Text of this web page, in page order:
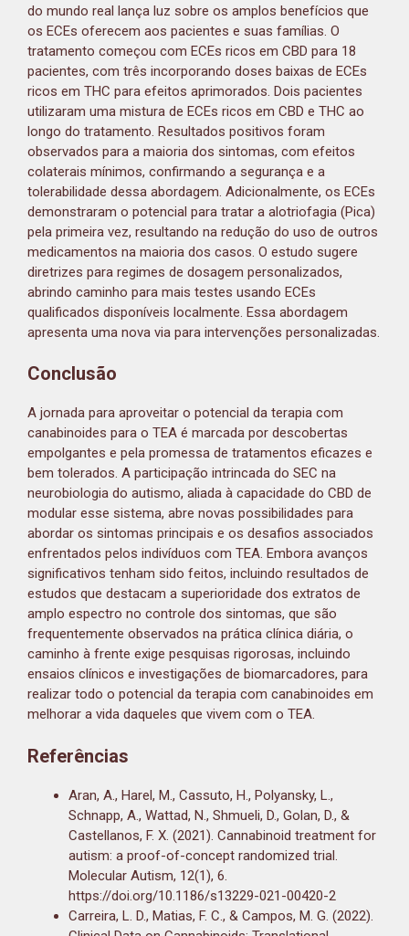
do mundo real lança luz sobre os amplos benefícios que
os ECEs oferecem aos pacientes e suas famílias. O
tratamento começou com ECEs ricos em CBD para 18
pacientes, com três incorporando doses baixas de ECEs
ricos em THC para efeitos aprimorados. Dois pacientes
utilizaram uma mistura de ECEs ricos em CBD e THC ao
longo do tratamento. Resultados positivos foram
observados para a maioria dos sintomas, com efeitos
colaterais mínimos, confirmando a segurança e a
tolerabilidade dessa abordagem. Adicionalmente, os ECEs
demonstraram o potencial para tratar a alotriofagia (Pica)
pela primeira vez, resultando na redução do uso de outros
medicamentos na maioria dos casos. O estudo sugere
diretrizes para regimes de dosagem personalizados,
abrindo caminho para mais testes usando ECEs
qualificados disponíveis localmente. Essa abordagem
apresenta uma nova via para intervenções personalizadas.
Conclusão
A jornada para aproveitar o potencial da terapia com
canabinoides para o TEA é marcada por descobertas
empolgantes e pela promessa de tratamentos eficazes e
bem tolerados. A participação intrincada do SEC na
neurobiologia do autismo, aliada à capacidade do CBD de
modular esse sistema, abre novas possibilidades para
abordar os sintomas principais e os desafios associados
enfrentados pelos indivíduos com TEA. Embora avanços
significativos tenham sido feitos, incluindo resultados de
estudos que destacam a superioridade dos extratos de
amplo espectro no controle dos sintomas, que são
frequentemente observados na prática clínica diária, o
caminho à frente exige pesquisas rigorosas, incluindo
ensaios clínicos e investigações de biomarcadores, para
realizar todo o potencial da terapia com canabinoides em
melhorar a vida daqueles que vivem com o TEA.
Referências
Aran, A., Harel, M., Cassuto, H., Polyansky, L.,
Schnapp, A., Wattad, N., Shmueli, D., Golan, D., &
Castellanos, F. X. (2021). Cannabinoid treatment for
autism: a proof-of-concept randomized trial.
Molecular Autism, 12(1), 6.
https://doi.org/10.1186/s13229-021-00420-2
Carreira, L. D., Matias, F. C., & Campos, M. G. (2022).